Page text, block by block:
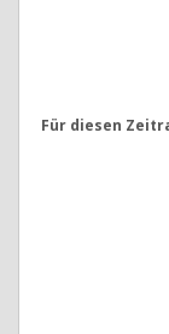
Für diesen